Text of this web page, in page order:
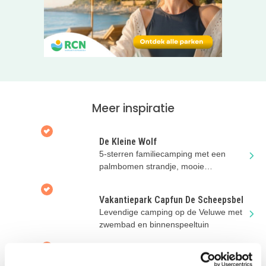
appartement. Deze zijn voorzien van een keuken, een
eigen parkeerplaats en een tuin met privé terras. Geen zin
om de keuken te gebruiken om er ontbijt in te maken?
Natuurlijk mag je ook aanschuiven aan het buffet!
Meer inspiratie
De Kleine Wolf
5-sterren familiecamping met een
palmbomen strandje, mooie
Vakantiepark Capfun De Scheepsbel
Levendige camping op de Veluwe met
zwembad en binnenspeeltuin